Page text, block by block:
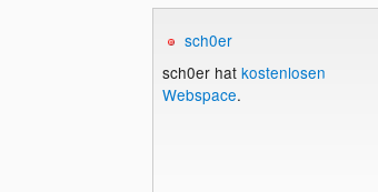
sch0er
sch0er hat kostenlosen
Webspace.